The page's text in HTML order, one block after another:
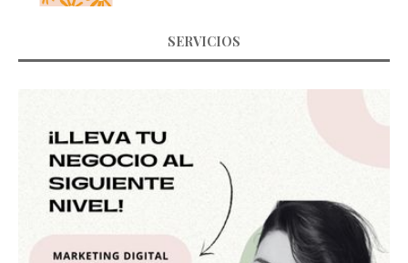
SERVICIOS